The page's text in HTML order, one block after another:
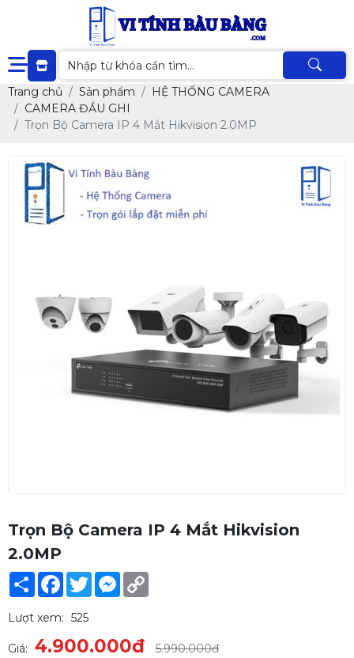
Trang chủ Sản phẩm
HỆ THỐNG CAMERA
CAMERA ĐẦU GHI
Trọn Bộ Camera IP 4 Mắt Hikvision 2.0MP
Trọn Bộ Camera IP 4 Mắt Hikvision
2.0MP
Share Facebook
TwitterMessenger
Lượt xem: 525
Giá: 4.900.000đ 5.990.000đ